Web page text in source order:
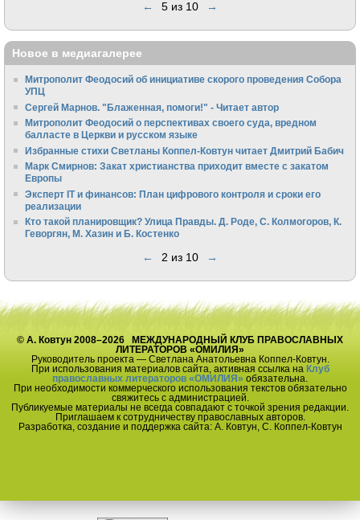
← 5 из 10 →
Новое в медиагалерее
Митрополит Феодосий об инициативе скорого проведения Собора
УПЦ
Сергей Марнов. "Блаженная, помоги!" - Читает автор
Митрополит Феодосий о перспективах своего суда, вредном
балласте в Церкви и русском языке
Избранные стихи Светланы Коппел-Ковтун читает Дмитрий Бабич
Марк Смирнов: Закат христианства приходит вместе с закатом
Европы
Эксперт IT и финансов: План цифрового контроля и сроки его
реализации
Кто такой планировщик? Улица Правды. Д. Роде, С. Колмогоров, К.
Геворгян, М. Хазин и Б. Костенко
← 2 из 10 →
© А. Ковтун 2008–2026 МЕЖДУНАРОДНЫЙ КЛУБ ПРАВОСЛАВНЫХ
ЛИТЕРАТОРОВ «ОМИЛИЯ»
Руководитель проекта — Светлана Анатольевна Коппел-Ковтун.
При использования материалов сайта, активная ссылка на Клуб
православных литераторов «ОМИЛИЯ» обязательна.
При необходимости коммерческого использования текстов обязательно
свяжитесь с администрацией.
Публикуемые материалы не всегда совпадают с точкой зрения редакции.
Приглашаем к сотрудничеству православных авторов.
Разработка, создание и поддержка сайта: А. Ковтун, С. Коппел-Ковтун